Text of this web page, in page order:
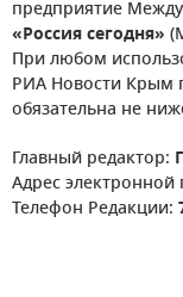
предприятие
«Россия сегодня»
При любом
РИА Новости Крым
обязательна не
Главный редактор:
Адрес
Телефон Редакции: